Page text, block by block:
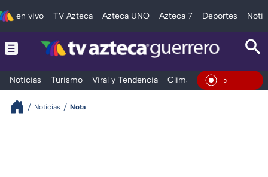
en vivo TV Azteca Azteca UNO Azteca 7 Deportes
Noticias Turismo Viral y Tendencia Clima Deportes En Vivo
Noticias Nota